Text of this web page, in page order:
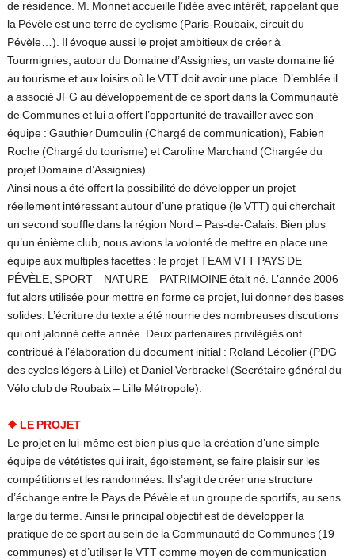
de résidence. M. Monnet accueille l’idée avec intérêt, rappelant que
la Pévèle est une terre de cyclisme (Paris-Roubaix, circuit du
Pévèle…). Il évoque aussi le projet ambitieux de créer à
Tourmignies, autour du Domaine d’Assignies, un vaste domaine lié
au tourisme et aux loisirs où le VTT doit avoir une place. D’emblée il
a associé JFG au développement de ce sport dans la Communauté
de Communes et lui a offert l’opportunité de travailler avec son
équipe : Gauthier Dumoulin (Chargé de communication), Fabien
Roche (Chargé du tourisme) et Caroline Marchand (Chargée du
projet Domaine d’Assignies).
Ainsi nous a été offert la possibilité de développer un projet
réellement intéressant autour d’une pratique (le VTT) qui cherchait
un second souffle dans la région Nord – Pas-de-Calais. Bien plus
qu’un énième club, nous avions la volonté de mettre en place une
équipe aux multiples facettes : le projet TEAM VTT PAYS DE
PÉVÈLE, SPORT – NATURE – PATRIMOINE était né. L’année 2006
fut alors utilisée pour mettre en forme ce projet, lui donner des bases
solides. L’écriture du texte a été nourrie des nombreuses discutions
qui ont jalonné cette année. Deux partenaires privilégiés ont
contribué à l’élaboration du document initial : Roland Lécolier (PDG
des cycles légers à Lille) et Daniel Verbrackel (Secrétaire général du
Vélo club de Roubaix – Lille Métropole).
❖ LE PROJET
Le projet en lui-même est bien plus que la création d’une simple
équipe de vététistes qui irait, égoistement, se faire plaisir sur les
compétitions et les randonnées. Il s’agit de créer une structure
d’échange entre le Pays de Pévèle et un groupe de sportifs, au sens
large du terme. Ainsi le principal objectif est de développer la
pratique de ce sport au sein de la Communauté de Communes (19
communes) et d’utiliser le VTT comme moyen de communication